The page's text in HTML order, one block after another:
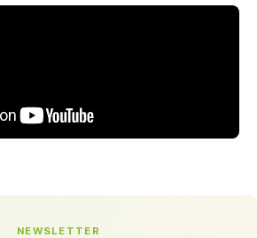
NEWSLETTER